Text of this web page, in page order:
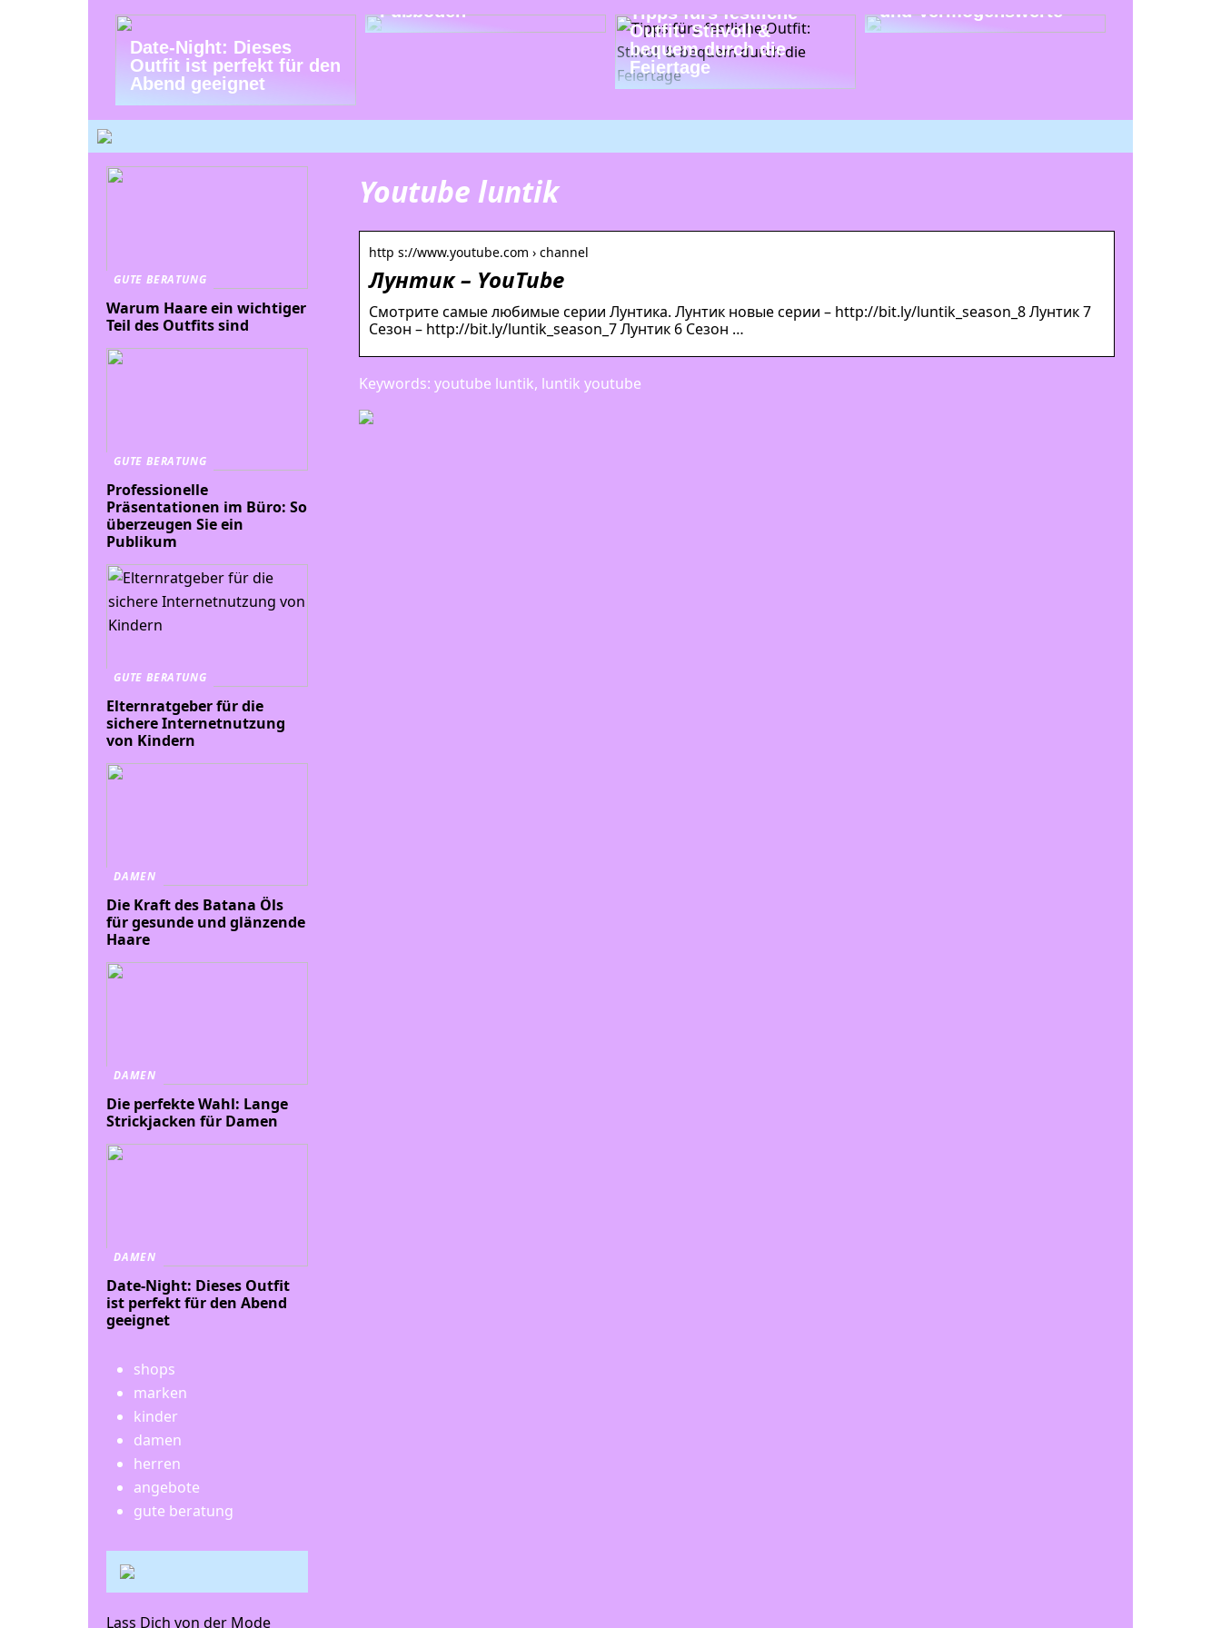
Date-Night: Dieses
Outfit ist perfekt für den
Abend geeignet
Fußböden
Tipps fürs festliche
Outfit: Stilvoll &
bequem durch die
Feiertage
und Vermögenswerte
Youtube luntik
http s://www.youtube.com › channel
Лунтик – YouTube
Смотрите самые любимые серии Лунтика. Лунтик новые серии – http://bit.ly/luntik_season_8 Лунтик 7
Сезон – http://bit.ly/luntik_season_7 Лунтик 6 Сезон …
Keywords: youtube luntik, luntik youtube
GUTE BERATUNG
Warum Haare ein wichtiger
Teil des Outfits sind
GUTE BERATUNG
Professionelle
Präsentationen im Büro: So
überzeugen Sie ein
Publikum
GUTE BERATUNG
Elternratgeber für die
sichere Internetnutzung
von Kindern
DAMEN
Die Kraft des Batana Öls
für gesunde und glänzende
Haare
DAMEN
Die perfekte Wahl: Lange
Strickjacken für Damen
DAMEN
Date-Night: Dieses Outfit
ist perfekt für den Abend
geeignet
shops
marken
kinder
damen
herren
angebote
gute beratung
Lass Dich von der Mode